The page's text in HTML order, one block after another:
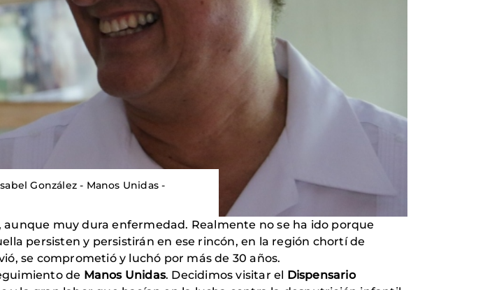
González - Manos Unidas -
muy dura enfermedad. Realmente no se ha ido porque
persisten y persistirán en ese rincón, en la región chortí de
se comprometió y luchó por más de 30 años.
de Manos Unidas. Decidimos visitar el Dispensario